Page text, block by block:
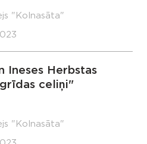
"Kolnasāta"
Ineses Herbstas
celiņi"
"Kolnasāta"